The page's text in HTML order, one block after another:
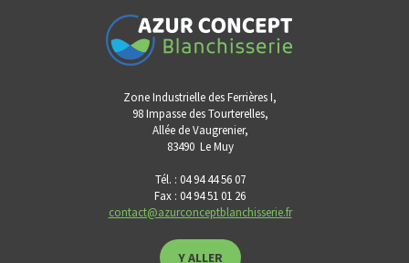
Zone Industrielle des Ferrières I,
98 Impasse des Tourterelles,
Allée de Vaugrenier,
83490 Le Muy
Tél. : 04 94 44 56 07
Fax : 04 94 51 01 26
contact@azurconceptblanchisserie.fr
Y ALLER